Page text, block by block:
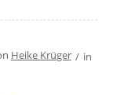
Heike Krüger / in